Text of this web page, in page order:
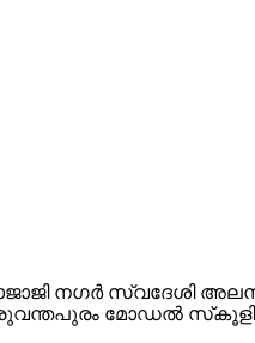
നഗര്‍ സ്വദേശി
മോഡല്‍